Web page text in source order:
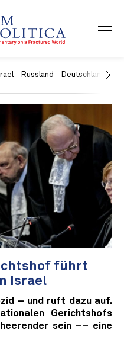
Russland Deutschland
führt
Israel
– und ruft dazu auf.
Gerichtshofs
sein –– eine